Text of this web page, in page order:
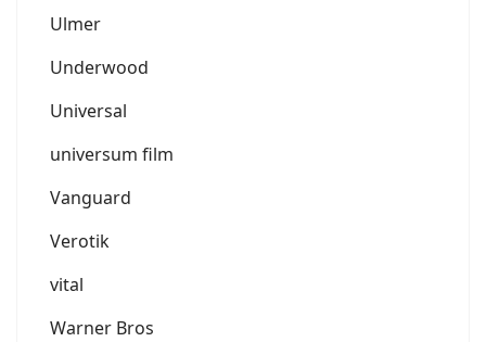
Ulmer
Underwood
Universal
universum film
Vanguard
Verotik
vital
Warner Bros